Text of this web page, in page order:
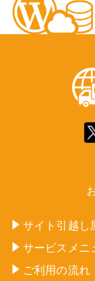
サイト引越し
サービスメニ
ご利用の流れ